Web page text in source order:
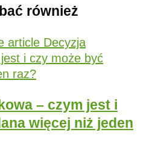
również
– czym jest i
więcej niż jeden